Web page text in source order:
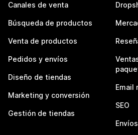
Canales de venta
Búsqueda de productos
Venta de productos
Pedidos y envíos
Diseño de tiendas
Marketing y conversión
Gestión de tiendas
Email
SEO
Envíos